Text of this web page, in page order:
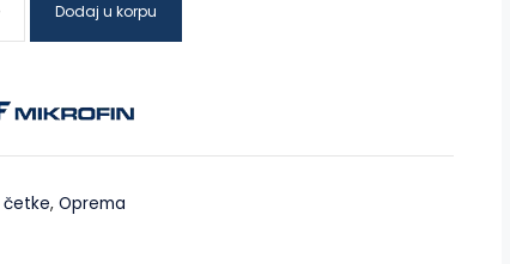
Dodaj u korpu
četke, Oprema